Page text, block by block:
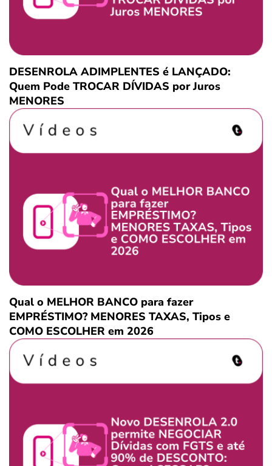
DESENROLA ADIMPLENTES é LANÇADO:
Quem Pode TROCAR DÍVIDAS por Juros
MENORES
Qual o MELHOR BANCO para fazer
EMPRÉSTIMO? MENORES TAXAS, Tipos e
COMO ESCOLHER em 2026